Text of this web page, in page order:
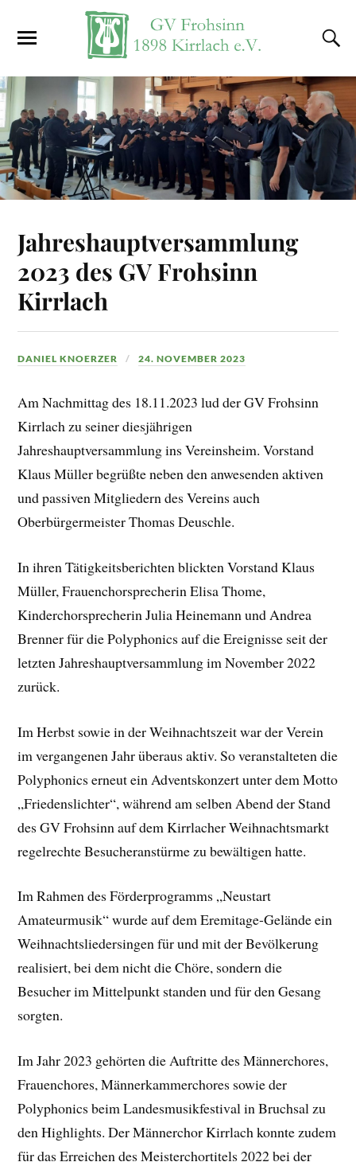
Jahreshauptversammlung
2023 des GV Frohsinn
Kirrlach
DANIEL KNOERZER 24. NOVEMBER 2023
Am Nachmittag des 18.11.2023 lud der GV Frohsinn
Kirrlach zu seiner diesjährigen
Jahreshauptversammlung ins Vereinsheim. Vorstand
Klaus Müller begrüßte neben den anwesenden aktiven
und passiven Mitgliedern des Vereins auch
Oberbürgermeister Thomas Deuschle.
In ihren Tätigkeitsberichten blickten Vorstand Klaus
Müller, Frauenchorsprecherin Elisa Thome,
Kinderchorsprecherin Julia Heinemann und Andrea
Brenner für die Polyphonics auf die Ereignisse seit der
letzten Jahreshauptversammlung im November 2022
zurück.
Im Herbst sowie in der Weihnachtszeit war der Verein
im vergangenen Jahr überaus aktiv. So veranstalteten die
Polyphonics erneut ein Adventskonzert unter dem Motto
„Friedenslichter“, während am selben Abend der Stand
des GV Frohsinn auf dem Kirrlacher Weihnachtsmarkt
regelrechte Besucheranstürme zu bewältigen hatte.
Im Rahmen des Förderprogramms „Neustart
Amateurmusik“ wurde auf dem Eremitage-Gelände ein
Weihnachtsliedersingen für und mit der Bevölkerung
realisiert, bei dem nicht die Chöre, sondern die
Besucher im Mittelpunkt standen und für den Gesang
sorgten.
Im Jahr 2023 gehörten die Auftritte des Männerchores,
Frauenchores, Männerkammerchores sowie der
Polyphonics beim Landesmusikfestival in Bruchsal zu
den Highlights. Der Männerchor Kirrlach konnte zudem
für das Erreichen des Meisterchortitels 2022 bei der